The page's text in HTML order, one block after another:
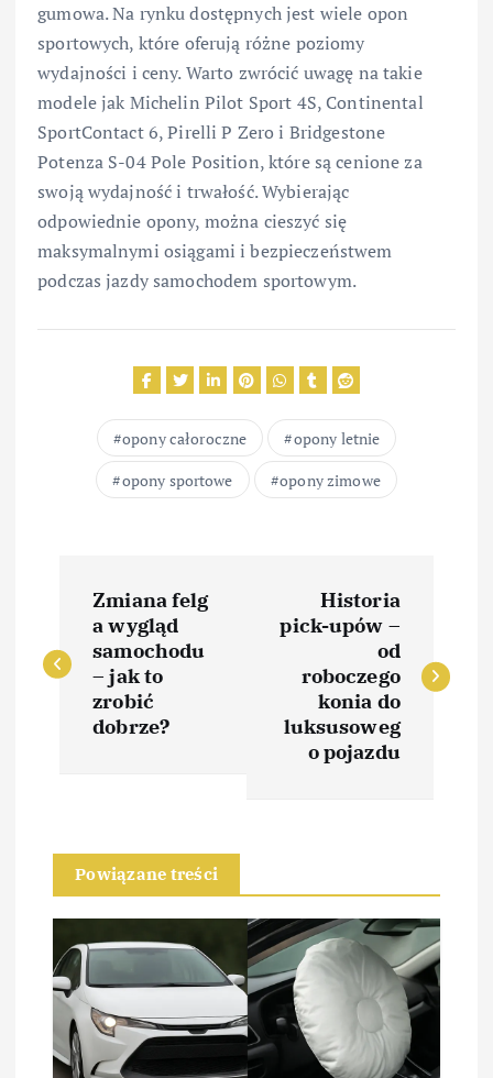
gumowa. Na rynku dostępnych jest wiele opon
sportowych, które oferują różne poziomy
wydajności i ceny. Warto zwrócić uwagę na takie
modele jak Michelin Pilot Sport 4S, Continental
SportContact 6, Pirelli P Zero i Bridgestone
Potenza S-04 Pole Position, które są cenione za
swoją wydajność i trwałość. Wybierając
odpowiednie opony, można cieszyć się
maksymalnymi osiągami i bezpieczeństwem
podczas jazdy samochodem sportowym.
opony całoroczne
opony letnie
opony sportowe
opony zimowe
a
w
a
c
a
w
Zmiana felg
a wygląd
samochodu
– jak to
zrobić
dobrze?
Historia
pick-upów –
od
roboczego
konia do
luksusoweg
o pojazdu
Powiązane treści